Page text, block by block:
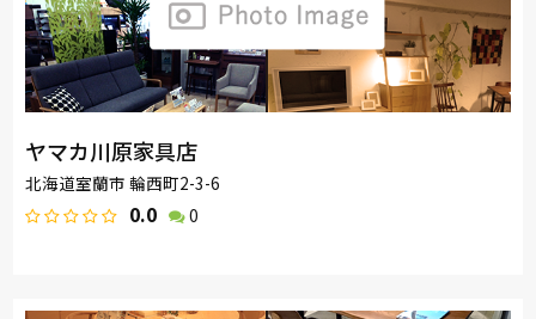
ヤマカ川原家具店
北海道室蘭市 輪西町2-3-6
0.0 0